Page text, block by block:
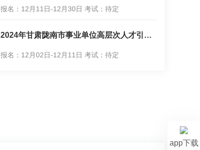
10-01 2026年国家开发银行甘肃分行
报名：12月11日-12月30日 考试：待定
2024年甘肃陇南市事业单位高层次人才引进83人公告
报名：12月02日-12月11日 考试：待定
app下载